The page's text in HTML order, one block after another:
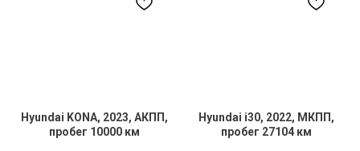
Hyundai KONA, 2023, АКПП,
пробег 10000 км
Hyundai i30, 2022, МКПП,
пробег 27104 км